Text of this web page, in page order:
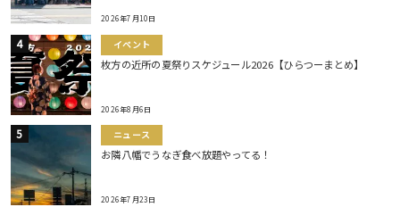
2026年7月10日
イベント
枚方の近所の夏祭りスケジュール2026【ひらつーまとめ】
2026年8月6日
ニュース
お隣八幡でうなぎ食べ放題やってる！
2026年7月23日